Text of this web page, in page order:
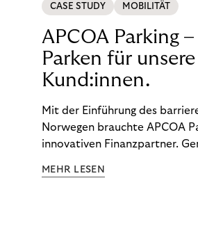
CASE STUDY MOBILITÄT
APCOA Parking
Parken für unsere
Kund:innen.
Mit der Einführung des
Norwegen brauchte APCOA
innovativen Finanzpartner.
Erlebnis.
MEHR LESEN